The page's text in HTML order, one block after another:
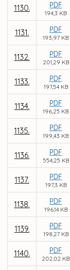
1130. PDF
194,3 KB
1131. PDF
193,97 KB
1132. PDF
201,29 KB
1133. PDF
197,54 KB
1134. PDF
196,25 KB
1135. PDF
199,43 KB
1136. PDF
554,25 KB
1137. PDF
197,3 KB
1138. PDF
196,14 KB
1139. PDF
198,27 KB
1140. PDF
202,02 KB